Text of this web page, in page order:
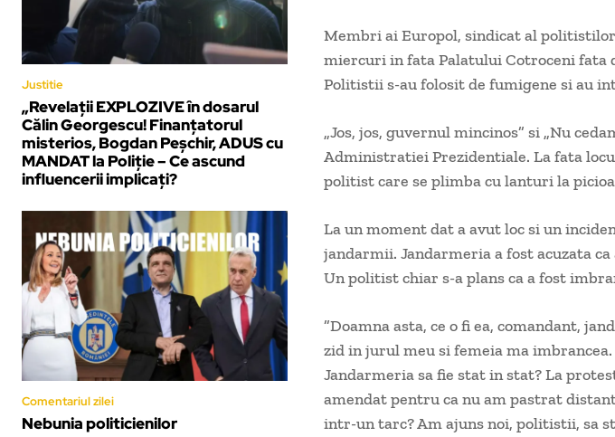
Justitie
„Revelații EXPLOZIVE în dosarul
Călin Georgescu! Finanțatorul
misterios, Bogdan Peșchir, ADUS cu
MANDAT la Poliție – Ce ascund
influencerii implicați?
Comentariul zilei
Nebunia politicienilor
Membri ai Europol, sindicat al
miercuri in fata Palatului Cotroceni fata
Politistii s-au folosit de fumigene si au
„Jos, jos, guvernul mincinos” si „Nu
Administratiei Prezidentiale. La fata
politist care se plimba cu lanturi la
La un moment dat a avut loc si un
jandarmii. Jandarmeria a fost acuzata
Un politist chiar s-a plans ca a fost
”Doamna asta, ce o fi ea, comandant,
zid in jurul meu si femeia ma
Jandarmeria sa fie stat in stat? La
amendat pentru ca nu am pastrat
intr-un tarc? Am ajuns noi, politistii, sa